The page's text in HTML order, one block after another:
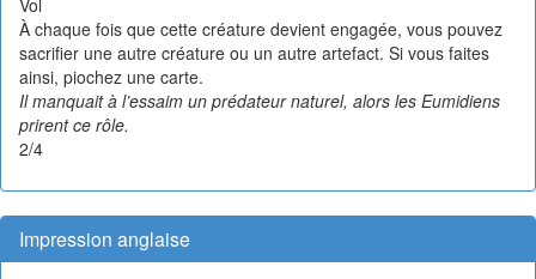
Vol
À chaque fois que cette créature devient engagée, vous pouvez
sacrifier une autre créature ou un autre artefact. Si vous faites
ainsi, piochez une carte.
Il manquait à l’essaim un prédateur naturel, alors les Eumidiens
prirent ce rôle.
2/4
Impression anglaise